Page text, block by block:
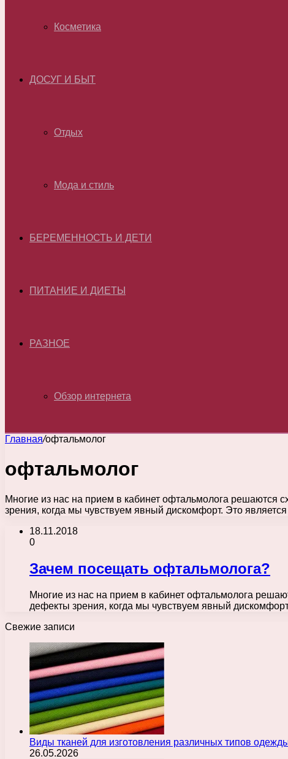
Косметика
ДОСУГ И БЫТ
Отдых
Мода и стиль
БЕРЕМЕННОСТЬ И ДЕТИ
ПИТАНИЕ И ДИЕТЫ
РАЗНОЕ
Обзор интернета
Главная/офтальмолог
офтальмолог
Многие из нас на прием в кабинет офтальмолога решаются
зрения, когда мы чувствуем явный дискомфорт. Это
18.11.2018
0
Зачем посещать офтальмолога?
Многие из нас на прием в кабинет офтальмолога
дефекты зрения, когда мы чувствуем явный
Свежие записи
Виды тканей для изготовления различных типов
26.05.2026